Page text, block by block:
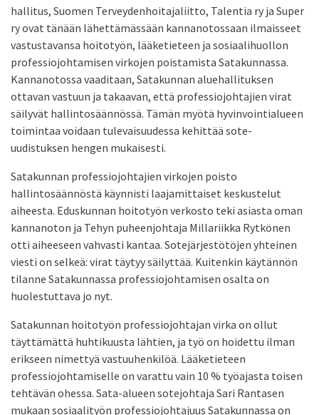
hallitus, Suomen Terveydenhoitajaliitto, Talentia ry ja Super
ry ovat tänään lähettämässään kannanotossaan ilmaisseet
vastustavansa hoitotyön, lääketieteen ja sosiaalihuollon
professiojohtamisen virkojen poistamista Satakunnassa.
Kannanotossa vaaditaan, Satakunnan aluehallituksen
ottavan vastuun ja takaavan, että professiojohtajien virat
säilyvät hallintosäännössä. Tämän myötä hyvinvointialueen
toimintaa voidaan tulevaisuudessa kehittää sote-
uudistuksen hengen mukaisesti.
Satakunnan professiojohtajien virkojen poisto
hallintosäännöstä käynnisti laajamittaiset keskustelut
aiheesta. Eduskunnan hoitotyön verkosto teki asiasta oman
kannanoton ja Tehyn puheenjohtaja Millariikka Rytkönen
otti aiheeseen vahvasti kantaa. Sotejärjestötöjen yhteinen
viesti on selkeä: virat täytyy säilyttää. Kuitenkin käytännön
tilanne Satakunnassa professiojohtamisen osalta on
huolestuttava jo nyt.
Satakunnan hoitotyön professiojohtajan virka on ollut
täyttämättä huhtikuusta lähtien, ja työ on hoidettu ilman
erikseen nimettyä vastuuhenkilöä. Lääketieteen
professiojohtamiselle on varattu vain 10 % työajasta toisen
tehtävän ohessa. Sata-alueen sotejohtaja Sari Rantasen
mukaan sosiaalityön professiojohtajuus Satakunnassa on